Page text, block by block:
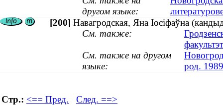
другом языке:
[200] Навагродская, Яна Іосіфаўна
См. также:
факультэт
См. также на другом
языке:
род.
Стр.: <== Пред. След. ==>